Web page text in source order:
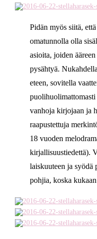
Pidän myös siitä,
omatunnolla olla
asioita, joiden
pysähtyä.
eteen, sovitella
vanhoja kirjojaan ja
raapustettuja
18 vuoden
kirjallisuustiedettä).
laiskuuteen ja syödä
pohjia, koska